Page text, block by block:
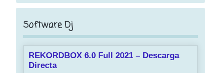
Software Dj
REKORDBOX 6.0 Full 2021 – Descarga
Directa